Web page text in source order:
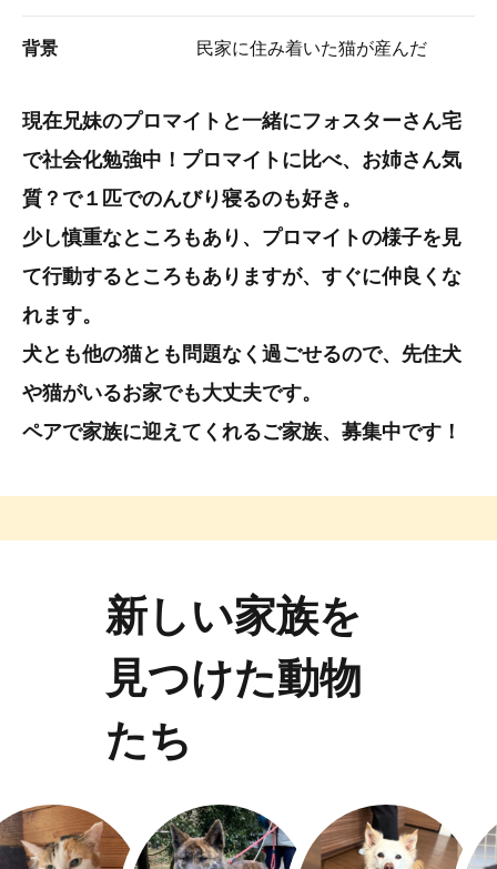
背景 民家に住み着いた猫が産んだ
現在兄妹のプロマイトと一緒にフォスターさん宅
で社会化勉強中！プロマイトに比べ、お姉さん気
質？で１匹でのんびり寝るのも好き。
少し慎重なところもあり、プロマイトの様子を見
て行動するところもありますが、すぐに仲良くな
れます。
犬とも他の猫とも問題なく過ごせるので、先住犬
や猫がいるお家でも大丈夫です。
ペアで家族に迎えてくれるご家族、募集中です！
新しい家族を
見つけた動物
たち